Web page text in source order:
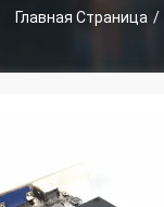
Главная Страница /